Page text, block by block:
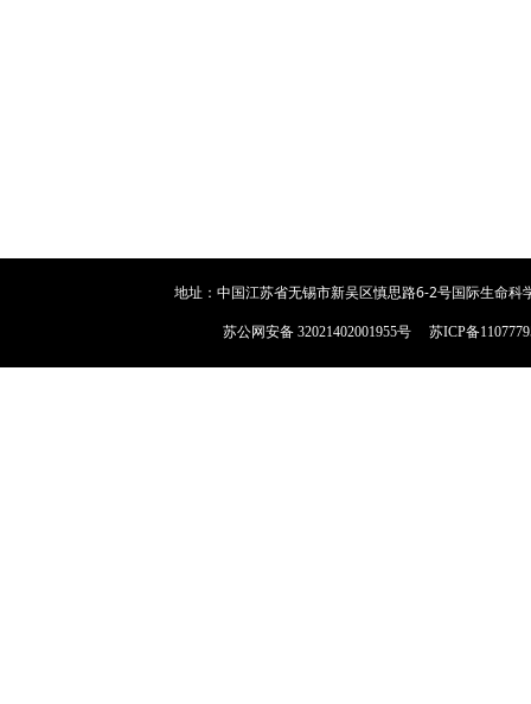
苏公网安备 32021402001955号 苏ICP备
地址：中国江苏省无锡市新吴区慎思路6-2号国际生